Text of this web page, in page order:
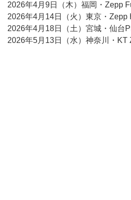
2026年4月9日（木）福岡・Zepp
2026年4月14日（火）東京・Zepp
2026年4月18日（土）宮城・仙台
2026年5月13日（水）神奈川・KT